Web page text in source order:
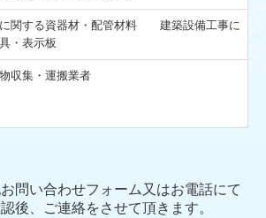
関する資器材・配管材料 建築設備工事に
・表示板
収集・運搬業者
問い合わせフォーム又はお電話にて
後、ご連絡をさせて頂きます。